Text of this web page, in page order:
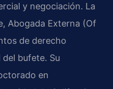
y negociación. La
Abogada Externa (Of
de derecho
bufete. Su
en